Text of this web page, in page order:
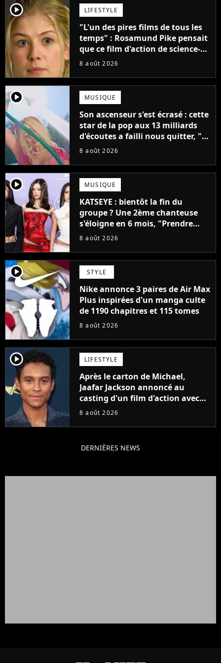
player2 LIFESTYLE
"L'un des pires films de tous les
temps" : Rosamund Pike pensait
que ce film d'action de science-
fiction avec Dwayne Johnson
8 août 2026
player2 MUSIQUE
Son ascenseur s'est écrasé : cette
star de la pop aux 13 milliards
d'écoutes a failli nous quitter, "Je
pensais ne plus jamais chanter"
8 août 2026
player2 MUSIQUE
KATSEYE : bientôt la fin du
groupe ? Une 2ème chanteuse
s'éloigne en 6 mois, "Prendre
cette décision n’a pas été facile"
8 août 2026
player2 STYLE
Nike annonce 3 paires de Air Max
Plus inspirées d'un manga culte
de 1190 chapitres et 115 tomes
8 août 2026
player2 LIFESTYLE
Après le carton de Michael,
Jaafar Jackson annoncé au
casting d'un film d'action avec
Will Smith
8 août 2026
DERNIÈRES NEWS